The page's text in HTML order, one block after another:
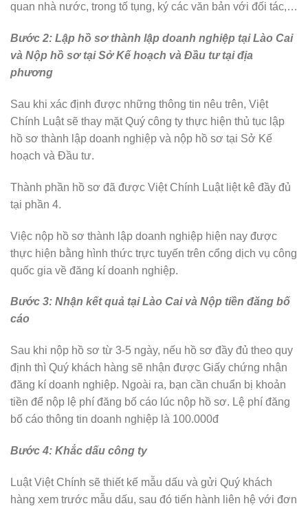
quan nhà nước, trong tố tụng, ký các văn bản với đối tác,…
Bước 2: Lập hồ sơ thành lập doanh nghiệp tại Lào Cai
và Nộp hồ sơ tại Sở Kế hoạch và Đầu tư tại địa
phương
Sau khi xác định được những thông tin nêu trên, Việt
Chính Luật sẽ thay mặt Quý công ty thực hiện thủ tục lập
hồ sơ thành lập doanh nghiệp và nộp hồ sơ tại Sở Kế
hoạch và Đầu tư.
Thành phần hồ sơ đã được Việt Chính Luật liệt kê đầy đủ
tại phần 4.
Việc nộp hồ sơ thành lập doanh nghiệp hiện nay được
thực hiện bằng hình thức trực tuyến trên cổng dịch vụ công
quốc gia về đăng kí doanh nghiệp.
Bước 3: Nhận kết quả tại Lào Cai và Nộp tiền đăng bố
cáo
Sau khi nộp hồ sơ từ 3-5 ngày, nếu hồ sơ đầy đủ theo quy
định thì Quý khách hàng sẽ nhận được Giấy chứng nhận
đăng kí doanh nghiệp. Ngoài ra, bạn cần chuẩn bị khoản
tiền để nộp lệ phí đăng bố cáo lúc nộp hồ sơ. Lệ phí đăng
bố cáo thông tin doanh nghiệp là 100.000đ
Bước 4: Khắc dấu công ty
Luật Việt Chính sẽ thiết kế mẫu dấu và gửi Quý khách
hàng xem trước mẫu dấu, sau đó tiến hành liên hệ với đơn